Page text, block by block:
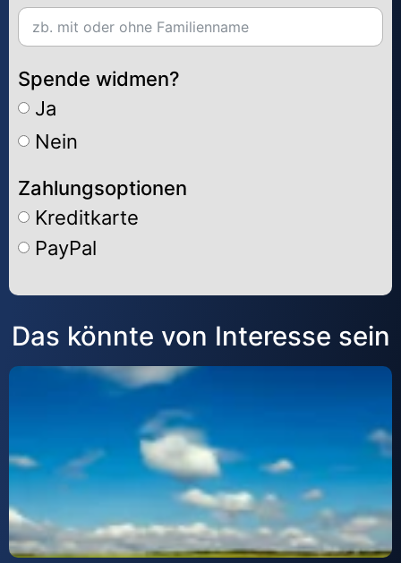
Spende widmen?
Ja
Nein
Zahlungsoptionen
Kreditkarte
PayPal
Alternative:
Das könnte von Interesse sein